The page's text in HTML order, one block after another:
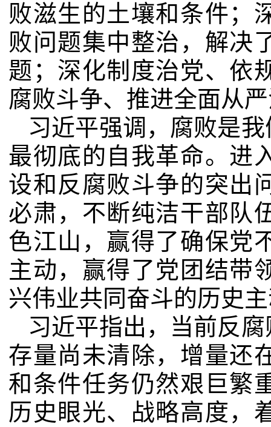
败滋生的土壤和条件；
败问题集中整治，解决
题；深化制度治党、依
腐败斗争、推进全面从
习近平强调，腐败是
最彻底的自我革命。进
设和反腐败斗争的突出
必肃，不断纯洁干部队
色江山，赢得了确保党
主动，赢得了党团结带
兴伟业共同奋斗的历史
习近平指出，当前反
存量尚未清除，增量还
和条件任务仍然艰巨繁
历史眼光、战略高度，